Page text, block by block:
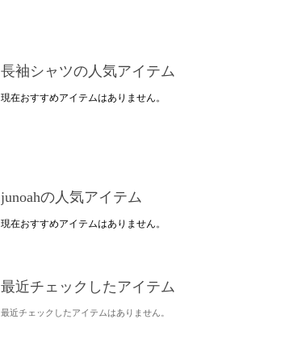
長袖シャツの人気アイテム
現在おすすめアイテムはありません。
junoahの人気アイテム
現在おすすめアイテムはありません。
最近チェックしたアイテム
最近チェックしたアイテムはありません。